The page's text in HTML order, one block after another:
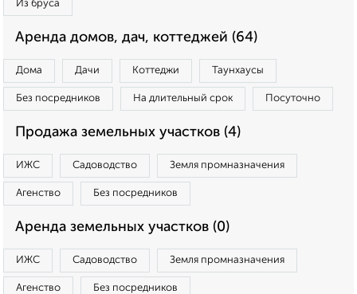
Из бруса
Аренда домов, дач, коттеджей (64)
Дома Дачи Коттеджи Таунхаусы
Без посредников На длительный срок Посуточно
Продажа земельных участков (4)
ИЖС Садоводство Земля промназначения
Агенство Без посредников
Аренда земельных участков (0)
ИЖС Садоводство Земля промназначения
Агенство Без посредников